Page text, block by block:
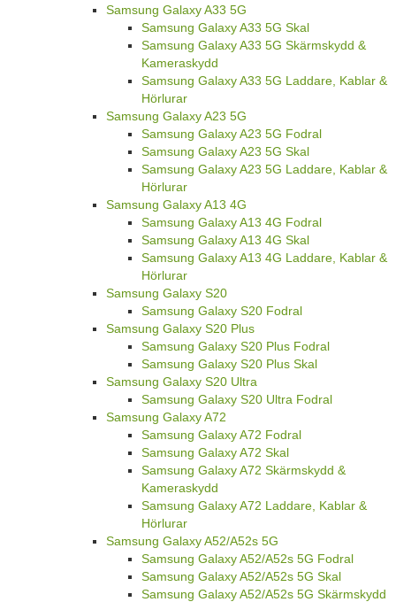
Samsung Galaxy A33 5G
Samsung Galaxy A33 5G Skal
Samsung Galaxy A33 5G Skärmskydd &
Kameraskydd
Samsung Galaxy A33 5G Laddare, Kablar &
Hörlurar
Samsung Galaxy A23 5G
Samsung Galaxy A23 5G Fodral
Samsung Galaxy A23 5G Skal
Samsung Galaxy A23 5G Laddare, Kablar &
Hörlurar
Samsung Galaxy A13 4G
Samsung Galaxy A13 4G Fodral
Samsung Galaxy A13 4G Skal
Samsung Galaxy A13 4G Laddare, Kablar &
Hörlurar
Samsung Galaxy S20
Samsung Galaxy S20 Fodral
Samsung Galaxy S20 Plus
Samsung Galaxy S20 Plus Fodral
Samsung Galaxy S20 Plus Skal
Samsung Galaxy S20 Ultra
Samsung Galaxy S20 Ultra Fodral
Samsung Galaxy A72
Samsung Galaxy A72 Fodral
Samsung Galaxy A72 Skal
Samsung Galaxy A72 Skärmskydd &
Kameraskydd
Samsung Galaxy A72 Laddare, Kablar &
Hörlurar
Samsung Galaxy A52/A52s 5G
Samsung Galaxy A52/A52s 5G Fodral
Samsung Galaxy A52/A52s 5G Skal
Samsung Galaxy A52/A52s 5G Skärmskydd